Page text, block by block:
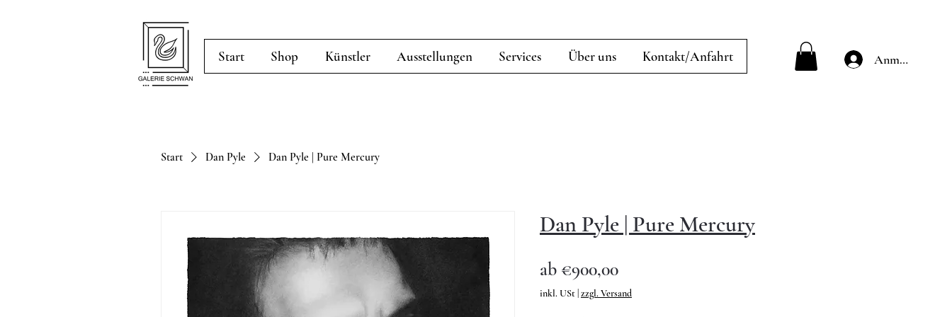
Start Shop Künstler Ausstellungen Services Über uns Kontakt/Anfahrt Anmelden
Start Dan Pyle Dan Pyle | Pure Mercury
Dan Pyle | Pure Mercury
ab €900,00Sale-
Preis
inkl. USt zzgl. Versand